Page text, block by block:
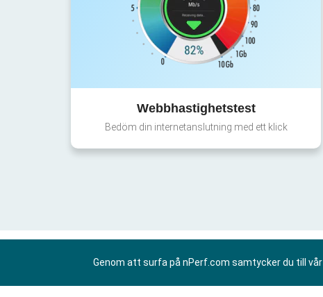
Webbhastighetstest
Bedöm din internetanslutning med ett klick
Genom att surfa på nPerf.com samtycker du till vår